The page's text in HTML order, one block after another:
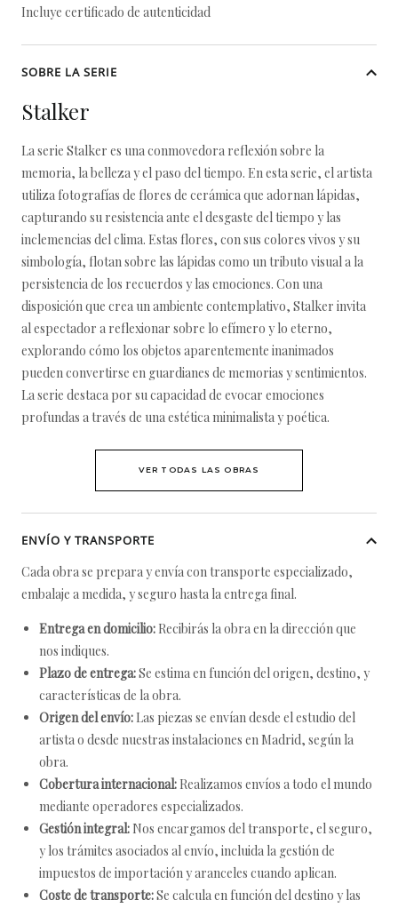
Incluye certificado de autenticidad
SOBRE LA SERIE
Stalker
La serie Stalker es una conmovedora reflexión sobre la
memoria, la belleza y el paso del tiempo. En esta serie, el artista
utiliza fotografías de flores de cerámica que adornan lápidas,
capturando su resistencia ante el desgaste del tiempo y las
inclemencias del clima. Estas flores, con sus colores vivos y su
simbología, flotan sobre las lápidas como un tributo visual a la
persistencia de los recuerdos y las emociones. Con una
disposición que crea un ambiente contemplativo, Stalker invita
al espectador a reflexionar sobre lo efímero y lo eterno,
explorando cómo los objetos aparentemente inanimados
pueden convertirse en guardianes de memorias y sentimientos.
La serie destaca por su capacidad de evocar emociones
profundas a través de una estética minimalista y poética.
VER TODAS LAS OBRAS
ENVÍO Y TRANSPORTE
Cada obra se prepara y envía con transporte especializado,
embalaje a medida, y seguro hasta la entrega final.
Entrega en domicilio: Recibirás la obra en la dirección que
nos indiques.
Plazo de entrega:Se estima en función del origen, destino, y
características de la obra.
Origen del envío: Las piezas se envían desde el estudio del
artista o desde nuestras instalaciones en Madrid, según la
obra.
Cobertura internacional: Realizamos envíos a todo el mundo
mediante operadores especializados.
Gestión integral: Nos encargamos del transporte, el seguro,
y los trámites asociados al envío, incluida la gestión de
impuestos de importación y aranceles cuando aplican.
Coste de transporte:Se calcula en función del destino y las